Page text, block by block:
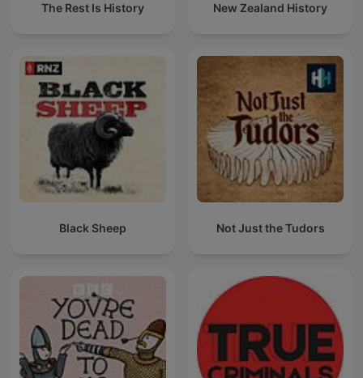
The Rest Is History New Zealand History
Black Sheep Not Just the Tudors